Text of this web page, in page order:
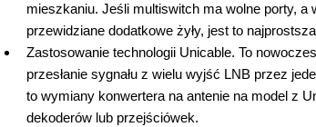
mieszkaniu. Jeśli multiswitch ma wolne porty, a
przewidziane dodatkowe żyły, jest to
Zastosowanie technologii Unicable. To
przesłanie sygnału z wielu wyjść LNB przez
to wymiany konwertera na antenie na model z
dekoderów lub przejściówek.